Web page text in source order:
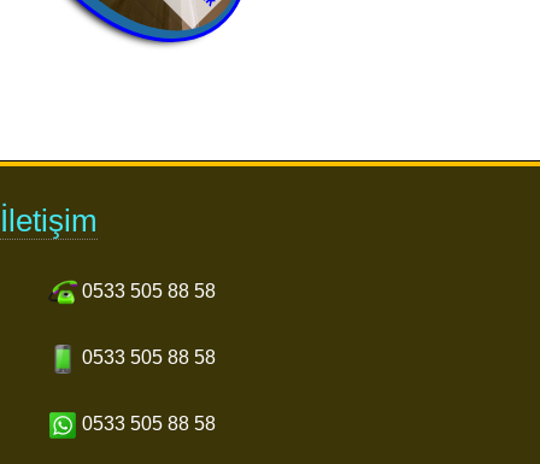
İletişim
0533 505 88 58
0533 505 88 58
0533 505 88 58